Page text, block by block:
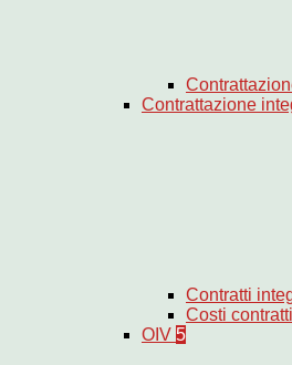
Contrattazione
Contratti
Costi
OIV 5